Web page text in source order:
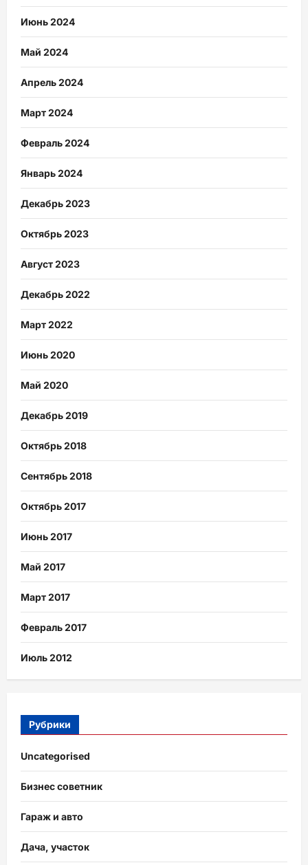
Июнь 2024
Май 2024
Апрель 2024
Март 2024
Февраль 2024
Январь 2024
Декабрь 2023
Октябрь 2023
Август 2023
Декабрь 2022
Март 2022
Июнь 2020
Май 2020
Декабрь 2019
Октябрь 2018
Сентябрь 2018
Октябрь 2017
Июнь 2017
Май 2017
Март 2017
Февраль 2017
Июль 2012
Рубрики
Uncategorised
Бизнес советник
Гараж и авто
Дача, участок